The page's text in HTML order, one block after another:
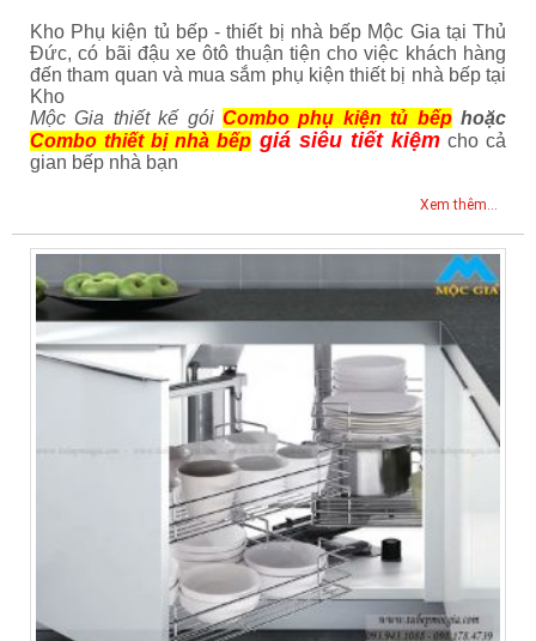
Kho Phụ kiện tủ bếp - thiết bị nhà bếp Mộc Gia tại Thủ
Đức, có bãi đậu xe ôtô thuận tiện cho việc khách hàng
đến tham quan và mua sắm phụ kiện thiết bị nhà bếp tại
Kho
Mộc Gia thiết kế gói Combo phụ kiện tủ bếphoặc
Combo thiết bị nhà bếp giá siêu tiết kiệm cho cả
gian bếp nhà bạn
Xem thêm...